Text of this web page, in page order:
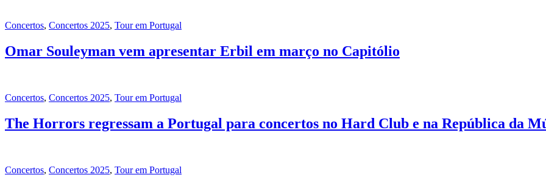
Concertos, Concertos 2025, Tour em Portugal
Omar Souleyman vem apresentar Erbil em março no Capitólio
Concertos, Concertos 2025, Tour em Portugal
The Horrors regressam a Portugal para concertos no Hard Club e na República da
Concertos, Concertos 2025, Tour em Portugal